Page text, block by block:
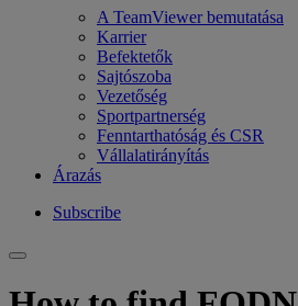
A TeamViewer bemutatása
Karrier
Befektetők
Sajtószoba
Vezetőség
Sportpartnerség
Fenntarthatóság és CSR
Vállalatirányítás
Árazás
Subscribe